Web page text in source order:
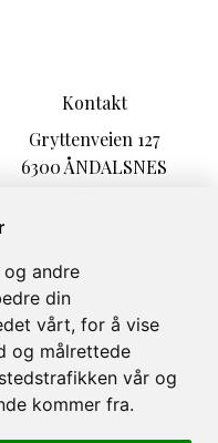
andre
din
vårt, for å vise
og målrettede
vår og
kommer fra.
Kontakt
Gryttenveien 127
6300 ÅNDALSNES